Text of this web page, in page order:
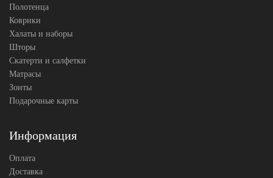
Полотенца
Коврики
Халаты и наборы
Шторы
Скатерти и салфетки
Матрасы
Зонты
Подарочные карты
Информация
Оплата
Доставка